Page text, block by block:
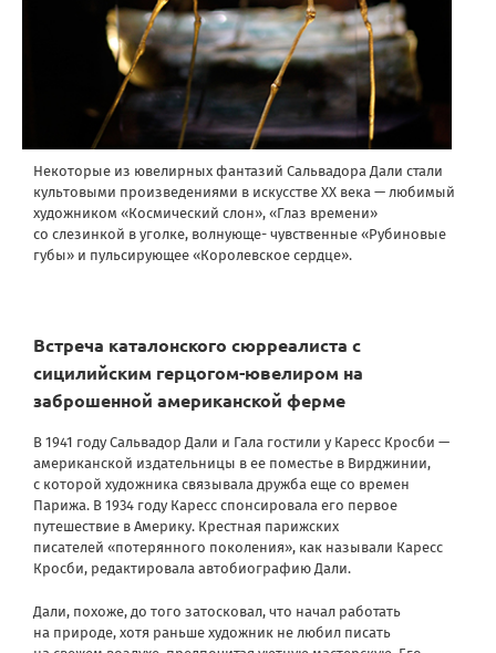
Некоторые из ювелирных фантазий Сальвадора Дали стали
культовыми произведениями в искусстве ХХ века — любимый
художником «Космический слон», «Глаз времени»
со слезинкой в уголке, волнующе- чувственные «Рубиновые
губы» и пульсирующее «Королевское сердце».
Встреча каталонского сюрреалиста с
сицилийским герцогом-ювелиром на
заброшенной американской ферме
В 1941 году Сальвадор Дали и Гала гостили у Каресс Кросби —
американской издательницы в ее поместье в Вирджинии,
с которой художника связывала дружба еще со времен
Парижа. В 1934 году Каресс спонсировала его первое
путешествие в Америку. Крестная парижских
писателей «потерянного поколения», как называли Каресс
Кросби, редактировала автобиографию Дали.
Дали, похоже, до того затосковал, что начал работать
на природе, хотя раньше художник не любил писать